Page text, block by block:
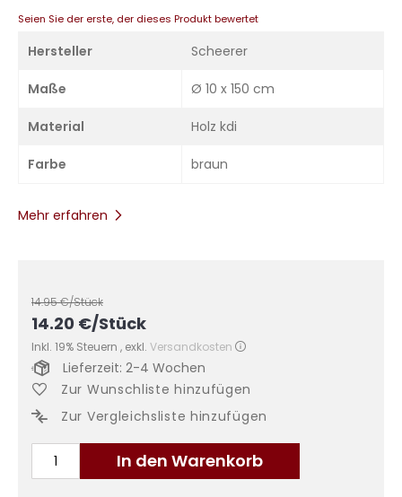
Seien Sie der erste, der dieses Produkt bewertet
Hersteller Scheerer
Maße Ø 10 x 150 cm
Material Holz kdi
Farbe braun
Mehr erfahren
14.95€/Stück
14.20 €/Stück
Inkl. 19% Steuern , exkl. Versandkosten
In den Warenkorb
Lieferzeit: 2-4 Wochen
Zur Wunschliste hinzufügen
Zur Vergleichsliste hinzufügen